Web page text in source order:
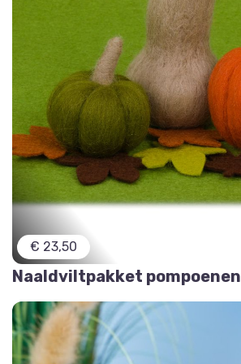
€ 23,50
Naaldviltpakket pompoenen